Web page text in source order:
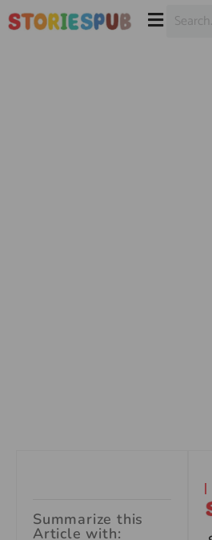
Summarize this
Article with: